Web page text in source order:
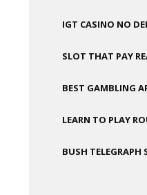
IGT CASINO NO
SLOT THAT PAY
BEST GAMBLING
LEARN TO PLAY
BUSH TELEGRAPH